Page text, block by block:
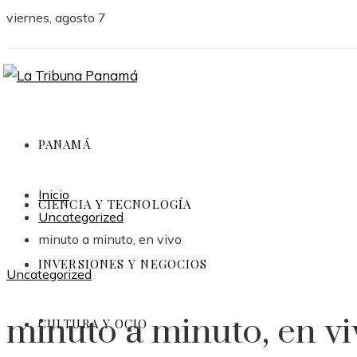
viernes, agosto 7
PANAMÁ
CIENCIA Y TECNOLOGÍA
INVERSIONES Y NEGOCIOS
CULTURA Y OCIO
Inicio
Uncategorized
minuto a minuto, en vivo
Uncategorized
minuto a minuto, en